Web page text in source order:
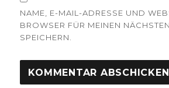
NAME, E-MAIL-ADRESSE UND
BROWSER FÜR MEINEN
SPEICHERN.